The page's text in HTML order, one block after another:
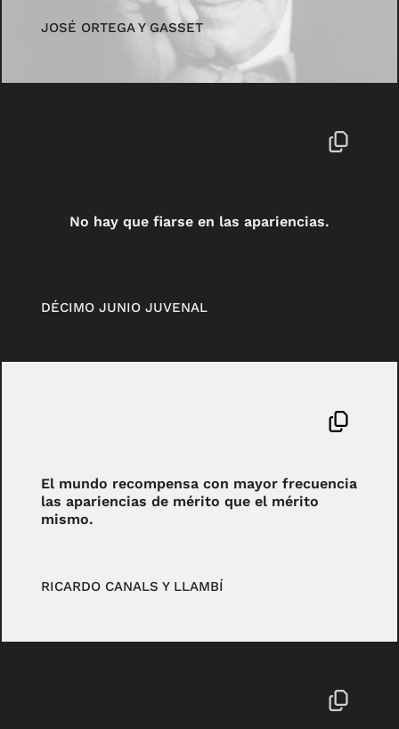
JOSÉ ORTEGA Y GASSET
No hay que fiarse en las apariencias.
DÉCIMO JUNIO JUVENAL
El mundo recompensa con mayor frecuencia
las apariencias de mérito que el mérito
mismo.
RICARDO CANALS Y LLAMBÍ